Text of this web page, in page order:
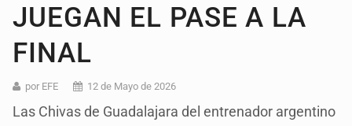
JUEGAN EL PASE A LA
FINAL
por EFE 12 de Mayo de 2026
Las Chivas de Guadalajara del entrenador argentino